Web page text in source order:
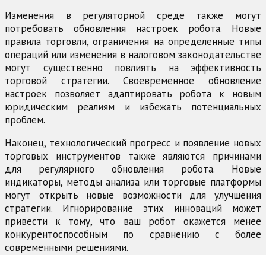
Изменения в регуляторной среде также могут
потребовать обновления настроек робота. Новые
правила торговли, ограничения на определенные типы
операций или изменения в налоговом законодательстве
могут существенно повлиять на эффективность
торговой стратегии. Своевременное обновление
настроек позволяет адаптировать робота к новым
юридическим реалиям и избежать потенциальных
проблем.
Наконец, технологический прогресс и появление новых
торговых инструментов также являются причинами
для регулярного обновления робота. Новые
индикаторы, методы анализа или торговые платформы
могут открыть новые возможности для улучшения
стратегии. Игнорирование этих инноваций может
привести к тому, что ваш робот окажется менее
конкурентоспособным по сравнению с более
современными решениями.